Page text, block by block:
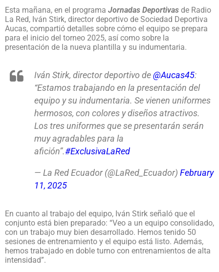
Esta mañana, en el programa Jornadas Deportivas de Radio
La Red, Iván Stirk, director deportivo de Sociedad Deportiva
Aucas, compartió detalles sobre cómo el equipo se prepara
para el inicio del torneo 2025, así como sobre la
presentación de la nueva plantilla y su indumentaria.
Iván Stirk, director deportivo de@Aucas45:
“Estamos trabajando en la presentación del
equipo y su indumentaria. Se vienen uniformes
hermosos, con colores y diseños atractivos.
Los tres uniformes que se presentarán serán
muy agradables para la
afición”.#ExclusivaLaRed
— La Red Ecuador (@LaRed_Ecuador) February
11, 2025
En cuanto al trabajo del equipo, Iván Stirk señaló que el
conjunto está bien preparado: “Veo a un equipo consolidado,
con un trabajo muy bien desarrollado. Hemos tenido 50
sesiones de entrenamiento y el equipo está listo. Además,
hemos trabajado en doble turno con entrenamientos de alta
intensidad”.